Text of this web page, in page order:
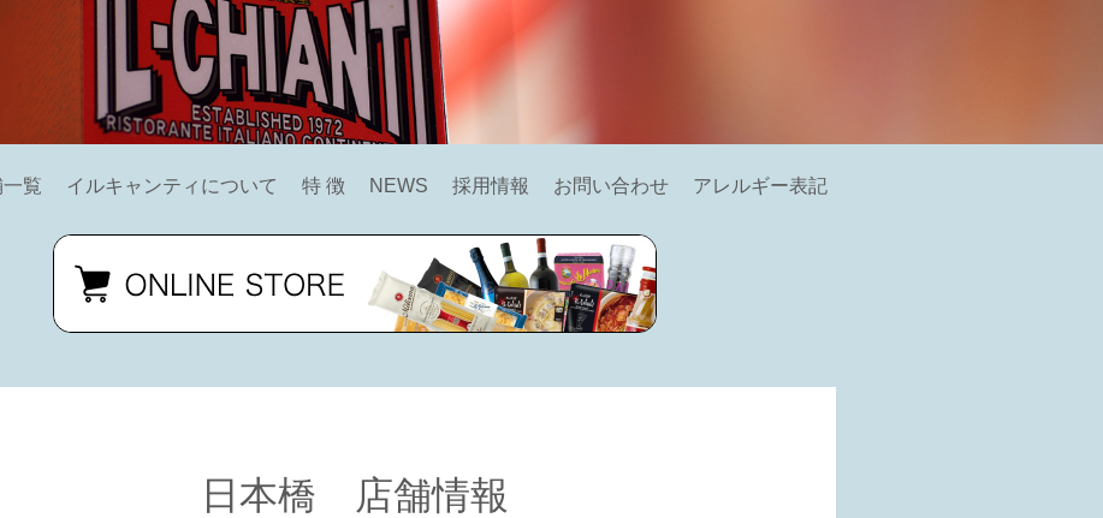
一覧 イルキャンティについて 特 徴 NEWS 採用情報 お問い合わせ アレルギー表記
日本橋 店舗情報